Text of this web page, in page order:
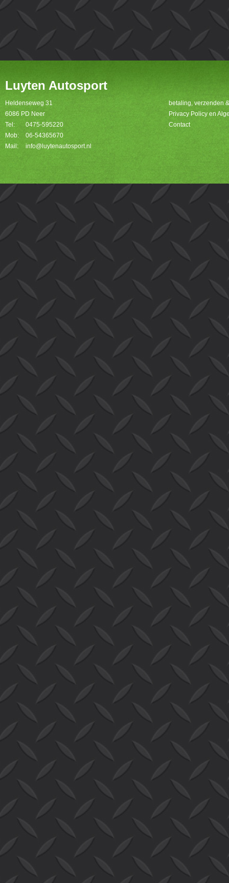
Luyten Autosport
Heldenseweg 31
6086 PD Neer
Tel:
0475-595220
Mob:
06-54365670
Mail:
info@luytenautosport.nl
betaling, verzenden
Privacy Policy en
Contact